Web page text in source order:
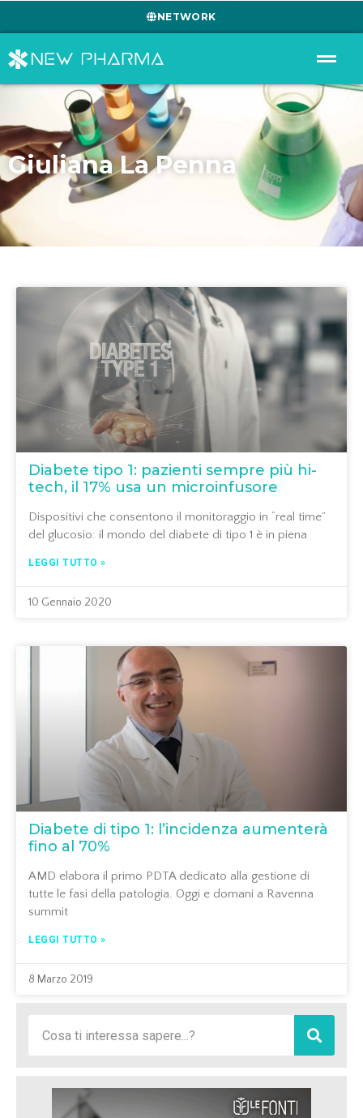
NETWORK
Giuliana La Penna
Diabete tipo 1: pazienti sempre più hi-
tech, il 17% usa un microinfusore
Dispositivi che consentono il monitoraggio in “real time”
del glucosio: il mondo del diabete di tipo 1 è in piena
LEGGI TUTTO »
10 Gennaio 2020
Diabete di tipo 1: l’incidenza aumenterà
fino al 70%
AMD elabora il primo PDTA dedicato alla gestione di
tutte le fasi della patologia. Oggi e domani a Ravenna
summit
LEGGI TUTTO »
8 Marzo 2019